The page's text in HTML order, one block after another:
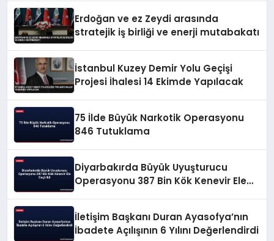
Erdoğan ve ez Zeydi arasında
stratejik iş birliği ve enerji mutabakatı
İstanbul Kuzey Demir Yolu Geçişi
Projesi İhalesi 14 Ekimde Yapılacak
75 İlde Büyük Narkotik Operasyonu
846 Tutuklama
Diyarbakırda Büyük Uyuşturucu
Operasyonu 387 Bin Kök Kenevir Ele
İletişim Başkanı Duran Ayasofya’nın
İbadete Açılışının 6 Yılını Değerlendirdi